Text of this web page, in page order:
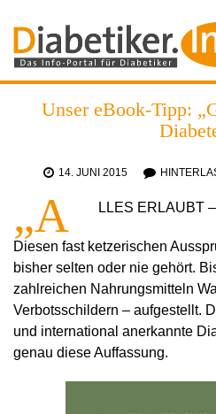
Unser eBook-Tipp:
14. JUNI 2015
„A LLES ERLAUBT
Diesen fast ketzerischen
bisher selten oder nie gehört.
zahlreichen Nahrungsmitteln
Verbotsschildern – aufgestellt.
und international anerkannte
genau diese Auffassung.